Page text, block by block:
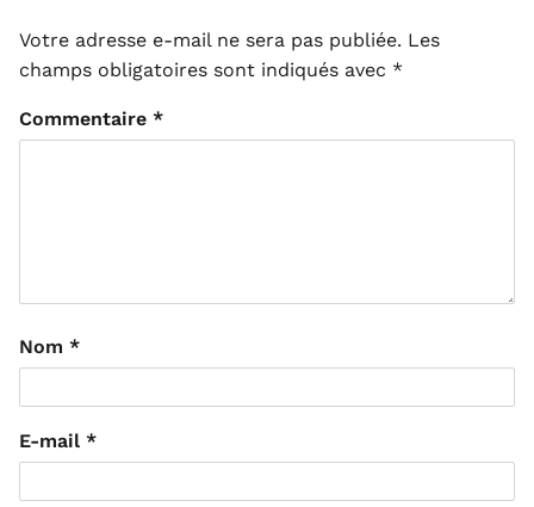
Votre adresse e-mail ne sera pas publiée. Les
champs obligatoires sont indiqués avec *
Commentaire *
Nom *
E-mail *